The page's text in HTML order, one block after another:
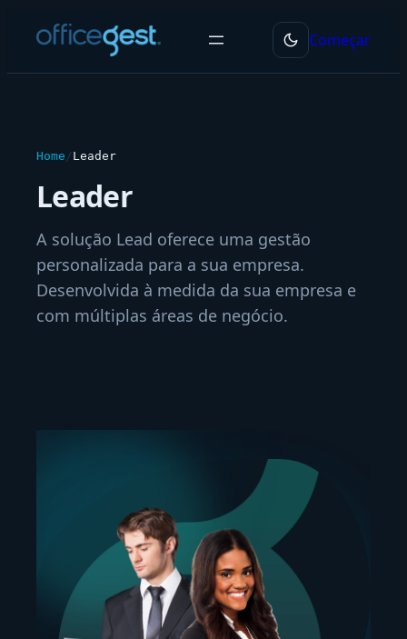
para
Começar
Home / Leader
Leader
A solução Lead oferece uma gestão
personalizada para a sua empresa.
Desenvolvida à medida da sua empresa e
com múltiplas áreas de negócio.